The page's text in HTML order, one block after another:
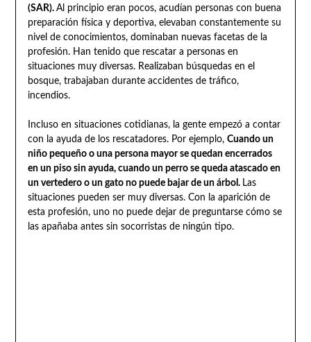
(SAR). Al principio eran pocos, acudían personas con buena
preparación física y deportiva, elevaban constantemente su
nivel de conocimientos, dominaban nuevas facetas de la
profesión. Han tenido que rescatar a personas en
situaciones muy diversas. Realizaban búsquedas en el
bosque, trabajaban durante accidentes de tráfico,
incendios.
Incluso en situaciones cotidianas, la gente empezó a contar
con la ayuda de los rescatadores. Por ejemplo, Cuando un
niño pequeño o una persona mayor se quedan encerrados
en un piso sin ayuda, cuando un perro se queda atascado en
un vertedero o un gato no puede bajar de un árbol. Las
situaciones pueden ser muy diversas. Con la aparición de
esta profesión, uno no puede dejar de preguntarse cómo se
las apañaba antes sin socorristas de ningún tipo.